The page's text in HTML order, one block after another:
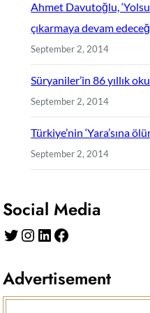
Ahmet Davutoğlu,
çıkarmaya devam
September 2, 2014
Süryaniler’in 86 yıllık
September 2, 2014
Türkiye’nin ‘Yara’sına
September 2, 2014
Social Media
Twitter Instagram LinkedIn Facebook
Advertisement